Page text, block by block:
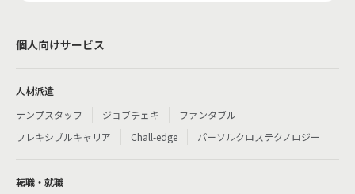
個人向けサービス
人材派遣
テンプスタッフ
ジョブチェキ
ファンタブル
フレキシブルキャリア
Chall-edge パーソルクロステクノロジー
転職・就職